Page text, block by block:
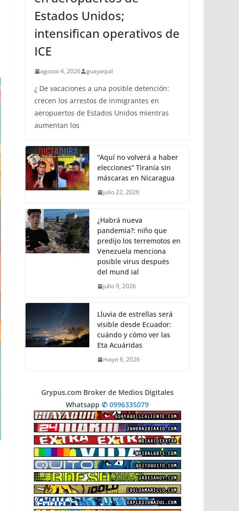
Estados Unidos;
intensifican operativos de
ICE
agosto 4, 2026 guayaquil
¿ De vacaciones a una posible detención:
crecen los arrestos de inmigrantes en
aeropuertos de Estados Unidos mientras
aumentan los
“Aquí no volverá a haber
elecciones” Tiranía sin
máscaras en Nicaragua
julio 22, 2026
¿Habrá nueva
pandemia?: niño que
predijo los terremotos en
Venezuela menciona
posible virus después
del mund ial
julio 9, 2026
Lluvia de estrellas será
visible desde Ecuador:
cuándo y cómo ver las
Eta Acuáridas
mayo 6, 2026
Grypus.com Broker de Medios Digitales
Whatsapp ✆ 0996335079